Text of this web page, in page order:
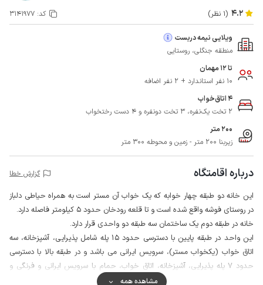
4.2 (1 نظر) کد: 3141977
ویلایی نیمه دربست
منطقه جنگلی، روستایی
تا 12 مهمان
10 نفر استاندارد + 2 نفر اضافه
4 اتاق‌خواب
2 تخت یک‌نفره، 3 تخت دونفره و 4 دست رختخواب
200 متر
زیربنا 200 متر - زمین و محوطه 300 متر
درباره اقامتگاه گزارش خطا
این خانه دو طبقه چهار خوابه که یک خواب آن مستر است به همراه حیاطی دلباز
در روستای فوشه واقع شده است و تا قلعه رودخان حدود 5 کیلومتر فاصله دارد.
خانه در طبقه دوم یک ساختمان سه طبقه دو واحدی قرار دارد.
این واحد در طبقه پایین با دسترسی حدود 15 پله شامل پذیرایی، آشپزخانه، سه
اتاق خواب (یکخواب مستر)، سرویس ایرانی می باشد و در طبقه بالا با دسترسی
حدود 7 پله پذیرایی، آشپزخانه، اتاق خواب، حمام با سرویس ایرانی و فرنگی و
مشاهده همه